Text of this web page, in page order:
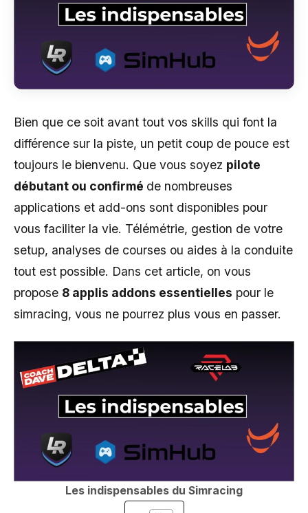
Bien que ce soit avant tout vos skills qui font la
différence sur la piste, un petit coup de pouce est
toujours le bienvenu. Que vous soyez pilote
débutant ou confirmé de nombreuses
applications et add-ons sont disponibles pour
vous faciliter la vie. Télémétrie, gestion de votre
setup, analyses de courses ou aides à la conduite
tout est possible. Dans cet article, on vous
propose 8 applis addons essentielles pour le
simracing, vous ne pourrez plus vous en passer.
Les indispensables du Simracing